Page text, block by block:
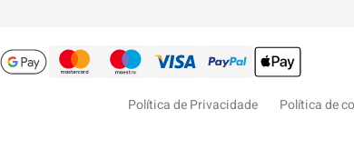
Política de Privacidade Política de